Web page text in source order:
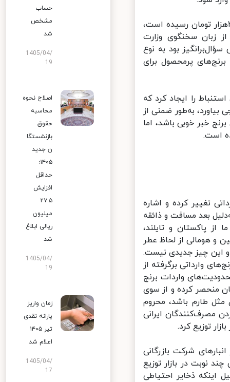
قیمت نیز هم‌اکنون قیمت برنج‌های باکیفیت خارجی در بازار به ۴۰هزار تومان رسیده است،
هم از زبان سخنگوی وزارت
بود به نوع
پرمحصول برای
را ایجاد کرد که
به‌طور ضمنی از
خبر خوبی باشد، اما
است.
تغییر کرده و اشاره
بعد مسافت و ذائقه
پاکستان و تایلند،
هومالی از لحاظ عطر
این چیز جدیدی نیست.
وارداتی برگرفته از
واردات برنج
منحصر کرده و از سوی
طارم باشد، محروم
مصرف‌کنندگان ایرانی
توزیع کرد.
شرکت‌ بازرگانی
نوبت در بازار توزیع
ذخایر احتیاطی
حساب
مشخص
شد
1405/04/
19
اصلاح نحوه
محاسبه
حقوق
بازنشستگا
ن جدید
۱۴۰۵؛
حداقل
افزایش
۲۷.۵
میلیون
ریالی ابلاغ
شد
1405/04/
19
زمان واریز
یارانه نقدی
تیر ۱۴۰۵
اعلام شد
1405/04/
17